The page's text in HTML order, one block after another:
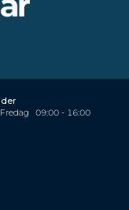
09:00 - 16:00